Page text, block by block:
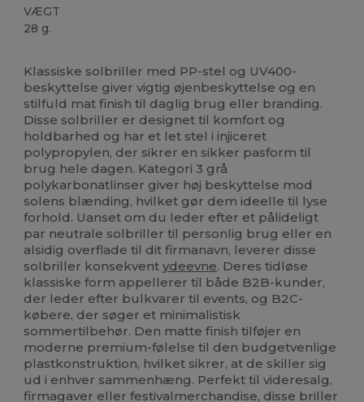
VÆGT
28 g.
Klassiske solbriller med PP-stel og UV400-
beskyttelse giver vigtig øjenbeskyttelse og en
stilfuld mat finish til daglig brug eller branding.
Disse solbriller er designet til komfort og
holdbarhed og har et let stel i injiceret
polypropylen, der sikrer en sikker pasform til
brug hele dagen. Kategori 3 grå
polykarbonatlinser giver høj beskyttelse mod
solens blænding, hvilket gør dem ideelle til lyse
forhold. Uanset om du leder efter et pålideligt
par neutrale solbriller til personlig brug eller en
alsidig overflade til dit firmanavn, leverer disse
solbriller konsekventydeevne. Deres tidløse
klassiske form appellerer til både B2B-kunder,
der leder efter bulkvarer til events, og B2C-
købere, der søger et minimalistisk
sommertilbehør. Den matte finish tilføjer en
moderne premium-følelse til den budgetvenlige
plastkonstruktion, hvilket sikrer, at de skiller sig
ud i enhver sammenhæng. Perfekt til videresalg,
firmagaver eller festivalmerchandise, disse briller